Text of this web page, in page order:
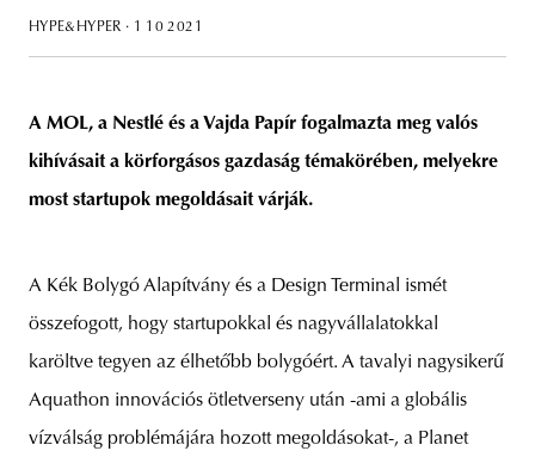
HYPE&HYPER · 1 10 2021
A MOL, a Nestlé és a Vajda Papír fogalmazta meg valós
kihívásait a körforgásos gazdaság témakörében, melyekre
most startupok megoldásait várják.
A Kék Bolygó Alapítvány és a Design Terminal ismét
összefogott, hogy startupokkal és nagyvállalatokkal
karöltve tegyen az élhetőbb bolygóért. A tavalyi nagysikerű
Aquathon innovációs ötletverseny után -ami a globális
vízválság problémájára hozott megoldásokat-, a Planet